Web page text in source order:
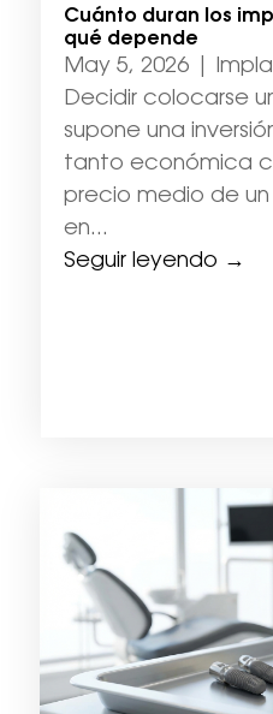
Cuánto duran los
qué depende
May 5, 2026|
Decidir colocarse
supone una
tanto económica
precio medio de
en...
Seguir leyendo →